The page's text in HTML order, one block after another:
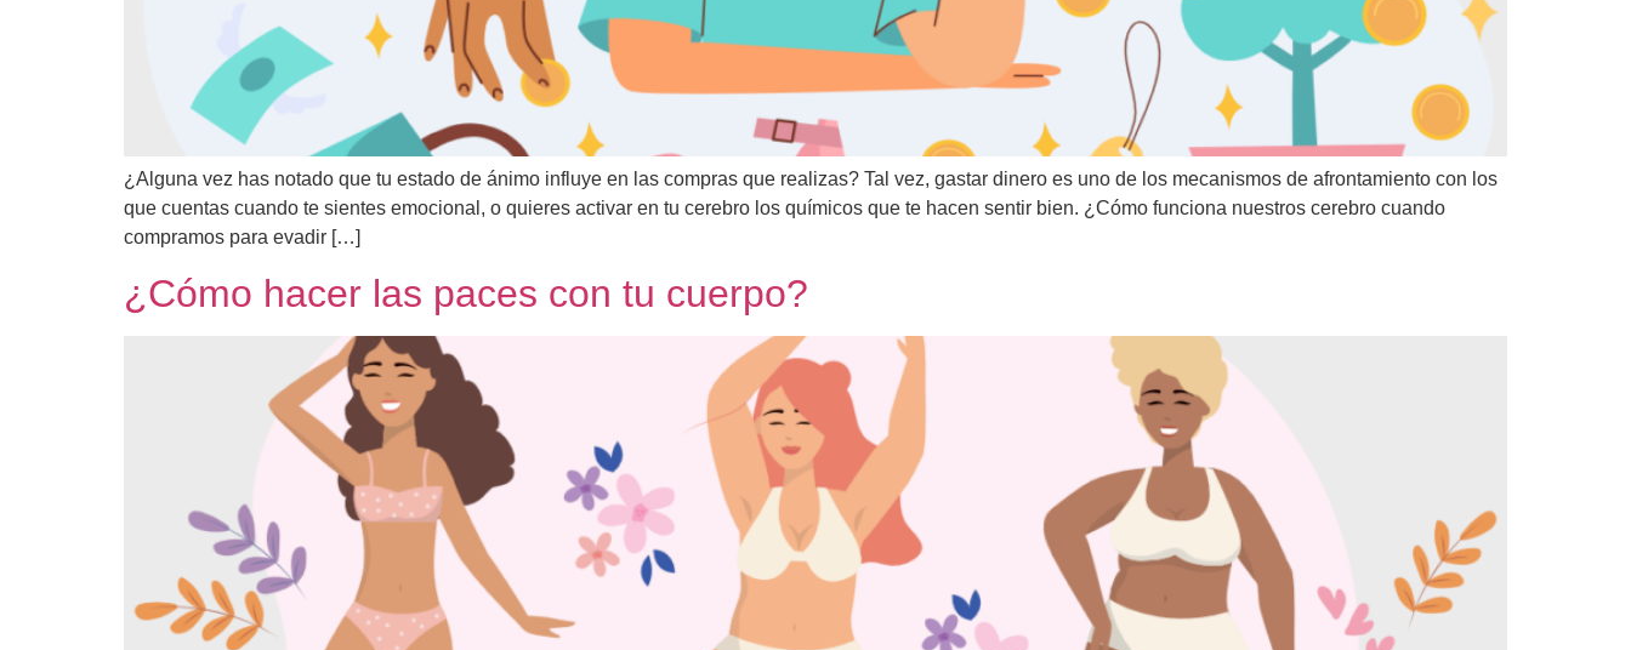
¿Alguna vez has notado que tu estado de ánimo influye en las compras que realizas? Tal vez, gastar dinero es uno de los mecanismos de afrontamiento con los
que cuentas cuando te sientes emocional, o quieres activar en tu cerebro los químicos que te hacen sentir bien. ¿Cómo funciona nuestros cerebro cuando
compramos para evadir […]
¿Cómo hacer las paces con tu cuerpo?